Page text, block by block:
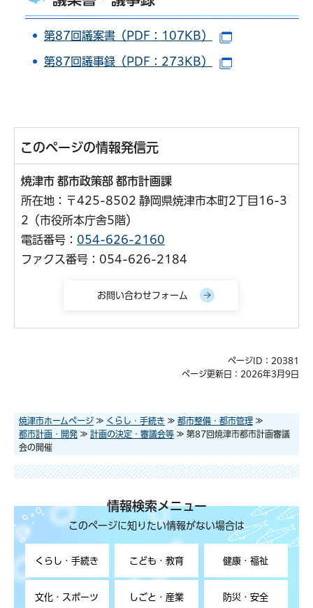
第87回議案書（PDF：107KB）
第87回議事録（PDF：273KB）
このページの情報発信元
焼津市 都市政策部 都市計画課
所在地：〒425-8502 静岡県焼津市本町2丁目16-3
2（市役所本庁舎5階）
電話番号： 054-626-2160
ファクス番号：054-626-2184
ページID：20381
ページ更新日：2026年3月9日
焼津市ホームページ ≫ くらし・手続き ≫ 都市整備・都市管理 ≫
都市計画・開発 ≫ 計画の決定・審議会等 ≫ 第87回焼津市都市計画審議
会の開催
情報検索メニュー
このページに知りたい情報がない場合は
くらし・手続き こども・教育 健康・福祉
文化・スポーツ しごと・産業 防災・安全